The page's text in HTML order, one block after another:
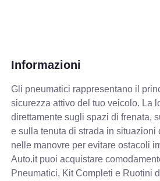
Informazioni
Gli pneumatici rappresentano il
sicurezza attivo del tuo veicolo. La
direttamente sugli spazi di frenata,
e sulla tenuta di strada in situazioni
nelle manovre per evitare ostacoli
Auto.it puoi acquistare
Pneumatici, Kit Completi e Ruotini